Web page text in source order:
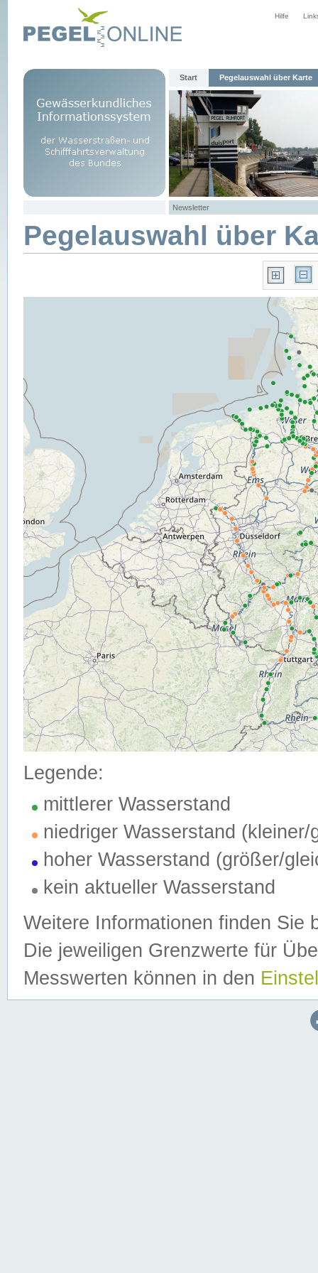
Hilfe
Start Pegelauswahl über Karte
Newsletter
Pegelauswahl über
Legende:
mittlerer Wasserstand
niedriger Wasserstand (kleiner/
hoher Wasserstand (größer/
kein aktueller Wasserstand
Weitere Informationen finden Sie
Die jeweiligen Grenzwerte für
Messwerten können in den